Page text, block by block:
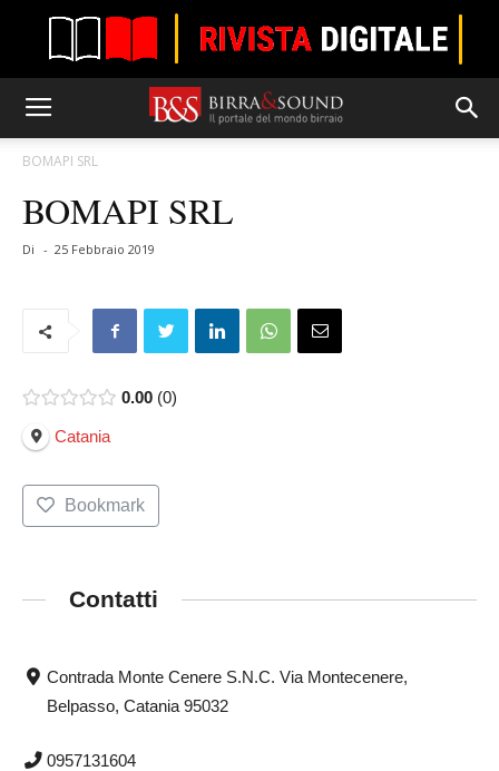
BOMAPI SRL
BOMAPI SRL
Di - 25 Febbraio 2019
0.00 0
Catania
Bookmark
Contatti
Contrada Monte Cenere S.N.C. Via Montecenere,
Belpasso, Catania 95032
0957131604